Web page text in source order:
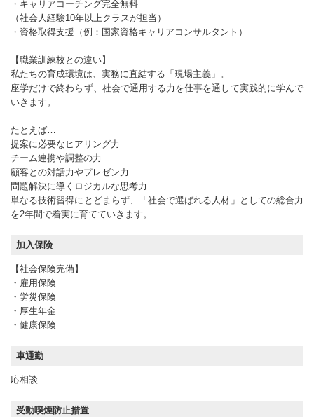
・キャリアコーチング完全無料
（社会人経験10年以上クラスが担当）
・資格取得支援（例：国家資格キャリアコンサルタント）
【職業訓練校との違い】
私たちの育成環境は、実務に直結する「現場主義」。
座学だけで終わらず、社会で通用する力を仕事を通して実践的に学んで
いきます。
たとえば…
提案に必要なヒアリング力
チーム連携や調整の力
顧客との対話力やプレゼン力
問題解決に導くロジカルな思考力
単なる技術習得にとどまらず、「社会で選ばれる人材」としての総合力
を2年間で着実に育てていきます。
加入保険
【社会保険完備】
・雇用保険
・労災保険
・厚生年金
・健康保険
車通勤
応相談
受動喫煙防止措置